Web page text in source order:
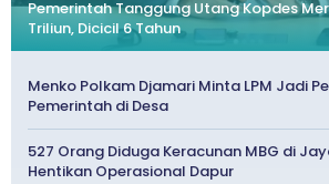
Pemerintah Tanggung Utang Kopdes
Triliun, Dicicil 6 Tahun
Menko Polkam Djamari Minta LPM Jadi
Pemerintah di Desa
527 Orang Diduga Keracunan MBG di
Hentikan Operasional Dapur